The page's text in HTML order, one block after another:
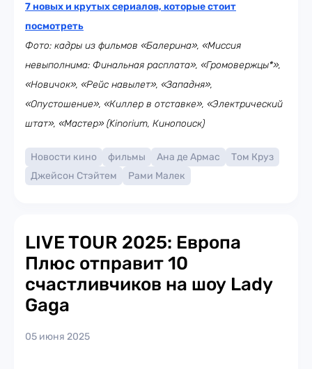
7 новых и крутых сериалов, которые стоит
посмотреть
Фото: кадры из фильмов «Балерина», «Миссия
невыполнима: Финальная расплата», «Громовержцы*»,
«Новичок», «Рейс навылет», «Западня»,
«Опустошение», «Киллер в отставке», «Электрический
штат», «Мастер» (Kinorium, Кинопоиск)
Новости кино фильмы Ана де Армас
Том Круз
Джейсон Стэйтем
Рами Малек
LIVE TOUR 2025: Европа
Плюс отправит 10
счастливчиков на шоу Lady
Gaga
05 июня 2025